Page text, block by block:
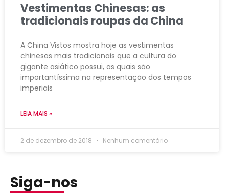
Vestimentas Chinesas: as
tradicionais roupas da China
A China Vistos mostra hoje as vestimentas
chinesas mais tradicionais que a cultura do
gigante asiático possui, as quais são
importantíssima na representação dos tempos
imperiais
LEIA MAIS »
2 de dezembro de 2018 Nenhum comentário
Siga-nos